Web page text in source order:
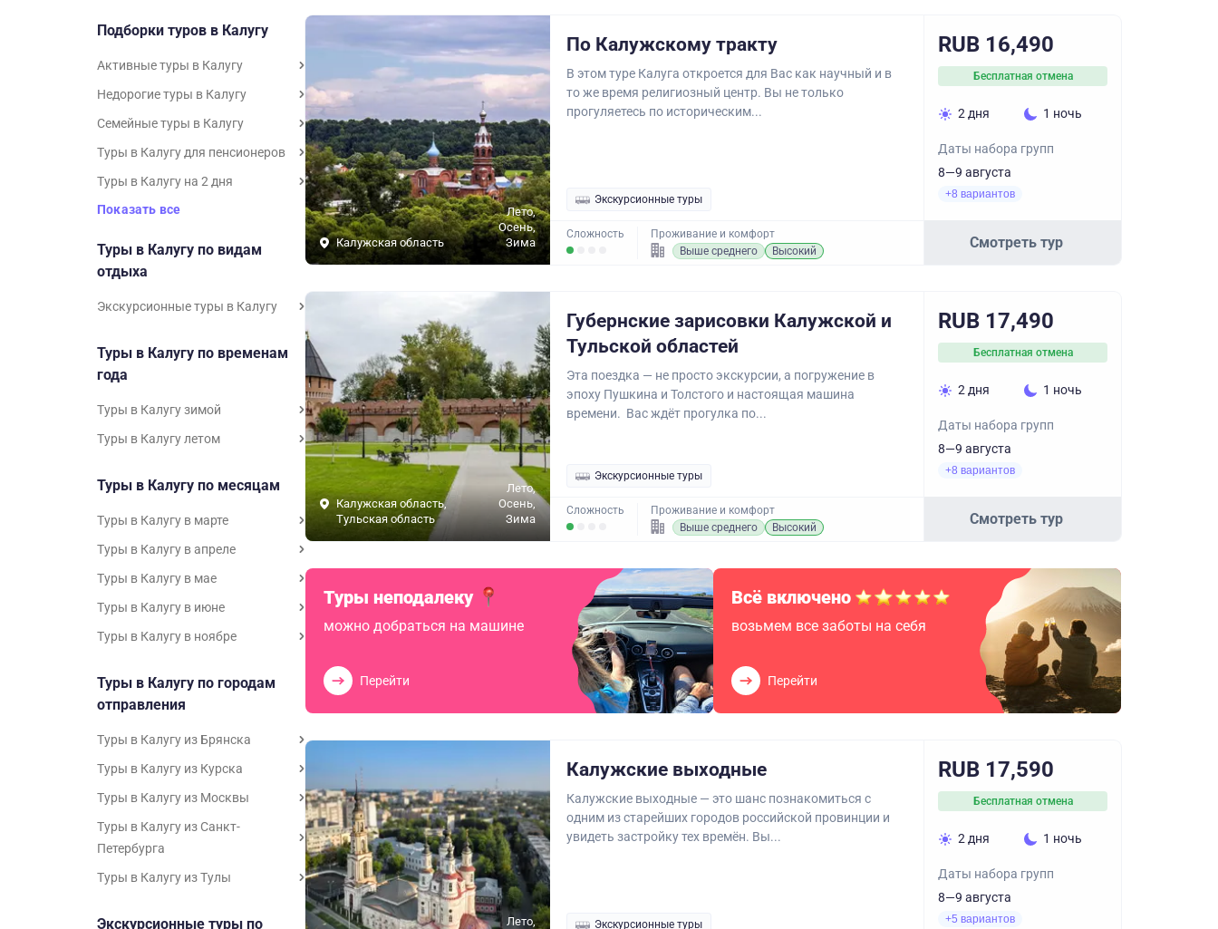
Подборки туров в Калугу
Активные туры в Калугу
Недорогие туры в Калугу
Семейные туры в Калугу
Туры в Калугу для пенсионеров
Туры в Калугу на 2 дня
Показать все
Туры в Калугу по видам
отдыха
Экскурсионные туры в Калугу
Туры в Калугу по временам
года
Туры в Калугу зимой
Туры в Калугу летом
Туры в Калугу по месяцам
Туры в Калугу в марте
Туры в Калугу в апреле
Туры в Калугу в мае
Туры в Калугу в июне
Туры в Калугу в ноябре
Туры в Калугу по городам
отправления
Туры в Калугу из Брянска
Туры в Калугу из Курска
Туры в Калугу из Москвы
Туры в Калугу из Санкт-
Петербурга
Туры в Калугу из Тулы
Экскурсионные туры по
Калужская область
Лето,
Осень,
Зима
По Калужскому тракту
В этом туре Калуга откроется для Вас как научный и в
то же время религиозный центр. Вы не только
прогуляетесь по историческим...
Экскурсионные туры
Сложность
Проживание и комфорт
Выше среднего
Высокий
RUB 16,490
Бесплатная отмена
2 дня 1 ночь
Даты набора групп
8—9 августа
+8 вариантов
Смотреть тур
Калужская область,
Тульская область
Лето,
Осень,
Зима
Губернские зарисовки Калужской и
Тульской областей
Эта поездка — не просто экскурсии, а погружение в
эпоху Пушкина и Толстого и настоящая машина
времени. Вас ждёт прогулка по...
Экскурсионные туры
Сложность
Проживание и комфорт
Выше среднего
Высокий
RUB 17,490
Бесплатная отмена
2 дня 1 ночь
Даты набора групп
8—9 августа
+8 вариантов
Смотреть тур
Туры неподалеку
можно добраться на машине
Перейти
Всё включено
возьмем все заботы на себя
Перейти
Лето,
Калужские выходные
Калужские выходные — это шанс познакомиться с
одним из старейших городов российской провинции и
увидеть застройку тех времён. Вы...
Экскурсионные туры
RUB 17,590
Бесплатная отмена
2 дня 1 ночь
Даты набора групп
8—9 августа
+5 вариантов